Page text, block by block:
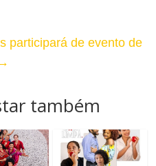
participará de evento de
também